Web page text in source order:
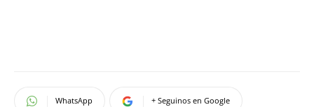
WhatsApp + Seguinos en Google